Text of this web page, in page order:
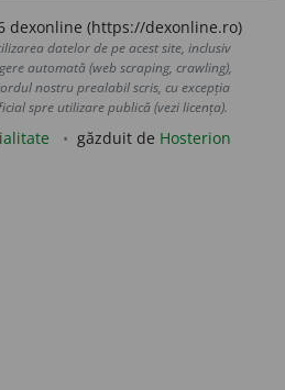
dexonline (https://dexonline.ro)
datelor de pe acest site, inclusiv
automată (web scraping, crawling),
nostru prealabil scris, cu excepția
spre utilizare publică (vezi licența).
găzduit de Hosterion